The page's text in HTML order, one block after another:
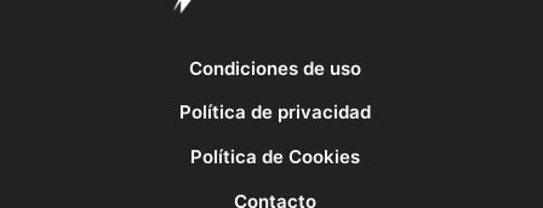
Condiciones de uso
Política de privacidad
Política de Cookies
Contacto